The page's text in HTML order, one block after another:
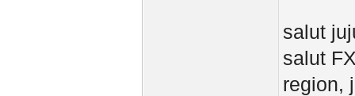
salut
salut
region,